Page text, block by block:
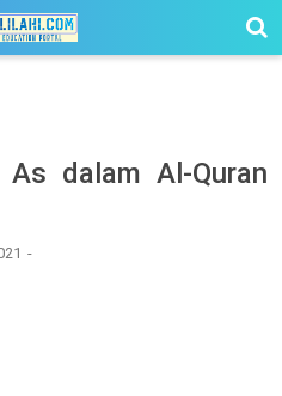
dalam Al-Quran